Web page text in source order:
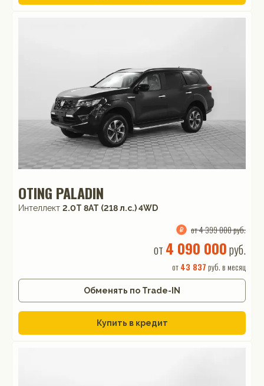
OTING PALADIN
Интеллект 2.0T 8AT (218 л.с.) 4WD
от 4 399 000 руб.
от 4 090 000руб.
от43 837 руб. в месяц
Обменять по Trade-IN
Купить в кредит